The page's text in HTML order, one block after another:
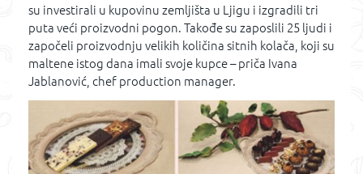
su investirali u kupovinu zemljišta u Ljigu i izgradili tri
puta veći proizvodni pogon. Takođe su zaposlili 25 ljudi i
započeli proizvodnju velikih količina sitnih kolača, koji su
maltene istog dana imali svoje kupce – priča Ivana
Jablanović, chef production manager.